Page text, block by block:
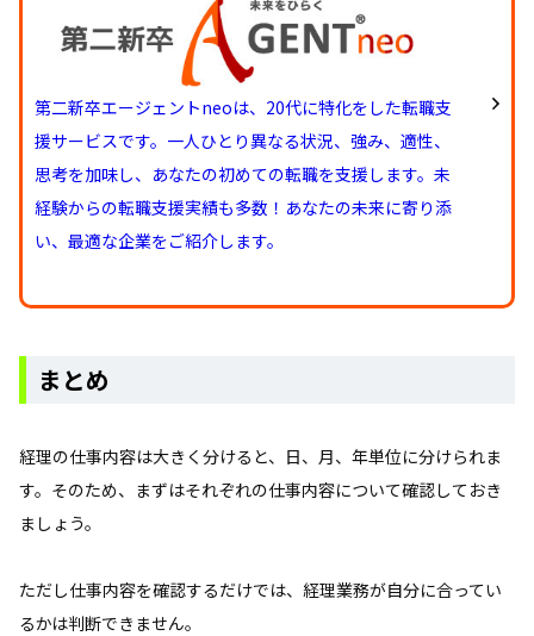
第二新卒エージェントneoは、20代に特化をした転職支
援サービスです。一人ひとり異なる状況、強み、適性、
思考を加味し、あなたの初めての転職を支援します。未
経験からの転職支援実績も多数！あなたの未来に寄り添
い、最適な企業をご紹介します。
まとめ
経理の仕事内容は大きく分けると、日、月、年単位に分けられま
す。そのため、まずはそれぞれの仕事内容について確認しておき
ましょう。
ただし仕事内容を確認するだけでは、経理業務が自分に合ってい
るかは判断できません。